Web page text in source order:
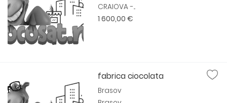
CRAIOVA -...
1 600,00 €
fabrica ciocolata
Brasov